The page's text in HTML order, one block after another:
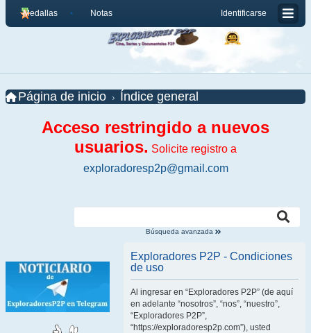
Identificarse
Medallas Notas
Página de inicio Índice general
Acceso restringido a nuevos
usuarios. Solicite registro a
exploradoresp2p@gmail.com
Búsqueda avanzada
Exploradores P2P - Condiciones
de uso
Al ingresar en “Exploradores P2P” (de aquí
en adelante “nosotros”, “nos”, “nuestro”,
“Exploradores P2P”,
“https://exploradoresp2p.com”), usted